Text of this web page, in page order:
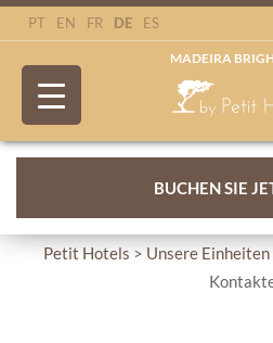
PT EN FR DE ES
MADEIRA
BUCHEN SIE
Petit Hotels > Unsere Einheiten